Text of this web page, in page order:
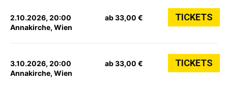
2.10.2026, 20:00
Annakirche, Wien
ab 33,00 € TICKETS
3.10.2026, 20:00
Annakirche, Wien
ab 33,00 € TICKETS